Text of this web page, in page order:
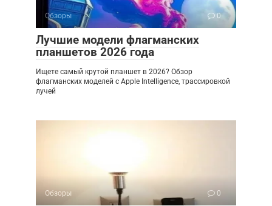
Обзоры 0
Лучшие модели флагманских
планшетов 2026 года
Ищете самый крутой планшет в 2026? Обзор
флагманских моделей с Apple Intelligence, трассировкой
лучей
Обзоры 0